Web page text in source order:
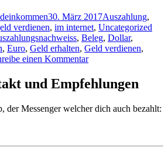
30. März 2017Auszahlung,
verdienen, im internet, Uncategorized
, Beleg, Dollar,
, Euro, Geld erhalten, Geld verdienen,
einen Kommentarzu
erhalten
von
und Empfehlungen
der Messenger welcher dich auch bezahlt: